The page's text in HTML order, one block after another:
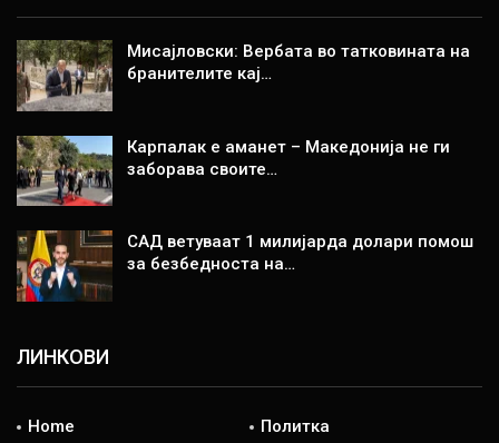
Мисајловски: Вербата во татковината на
бранителите кај…
Карпалак е аманет – Македонија не ги
заборава своите…
САД ветуваат 1 милијарда долари помош
за безбедноста на…
ЛИНКОВИ
Home Политка